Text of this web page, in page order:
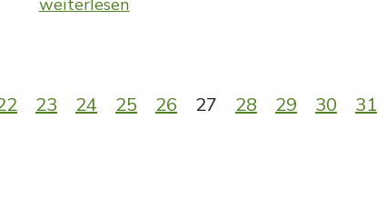
23 24 25 26 27 28 29 30
31